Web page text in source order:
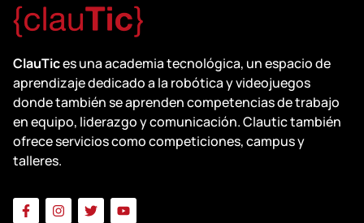
ClauTices una academia tecnológica, un espacio de
aprendizaje dedicado a la robótica y videojuegos
donde también se aprenden competencias de trabajo
en equipo, liderazgo y comunicación. Clautic también
ofrece servicios como competiciones, campus y
talleres.